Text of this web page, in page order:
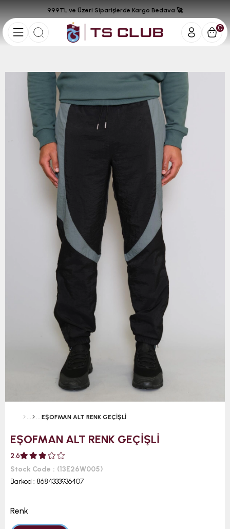
0
999TL ve Üzeri Siparişlerde Kargo Bedava 🚀
EŞOFMAN ALT RENK GEÇİŞLİ
EŞOFMAN ALT RENK GEÇİŞLİ
2.6
Stock Code
(13E26W005)
Barkod : 8684333936407
Renk